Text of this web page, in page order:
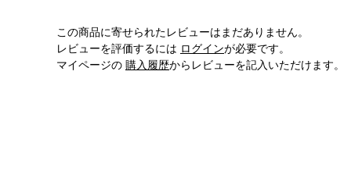
この商品に寄せられたレビューはまだありません。
レビューを評価するには ログインが必要です。
マイページの 購入履歴からレビューを記入いただけます。